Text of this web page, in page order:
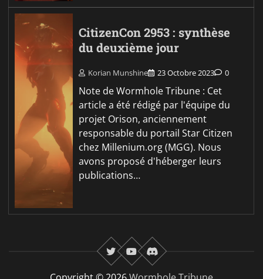
CitizenCon 2953 : synthèse
du deuxième jour
Korian Munshine 23 Octobre 2023 0
Note de Wormhole Tribune : Cet
article a été rédigé par l'équipe du
projet Orison, anciennement
responsable du portail Star Citizen
chez Millenium.org (MGG). Nous
avons proposé d'héberger leurs
publications…
twitteryoutubeDiscord